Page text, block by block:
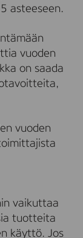
asteeseen.
vuoden
on saada
vuoden
vaikuttaa
tuotteita
käyttö. Jos